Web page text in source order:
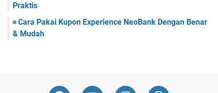
Praktis
Cara Pakai Kupon Experience NeoBank Dengan Benar
& Mudah